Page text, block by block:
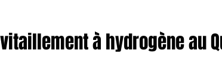
à hydrogène au